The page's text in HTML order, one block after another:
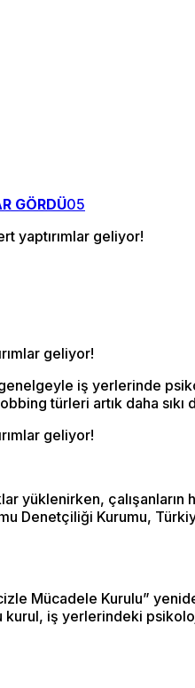
GÖRDÜ05
geliyor!
iş yerlerinde
türleri artık daha
geliyor!
çalışanların
Denetçiliği Kurumu,
Mücadele Kurulu”
iş yerlerindeki